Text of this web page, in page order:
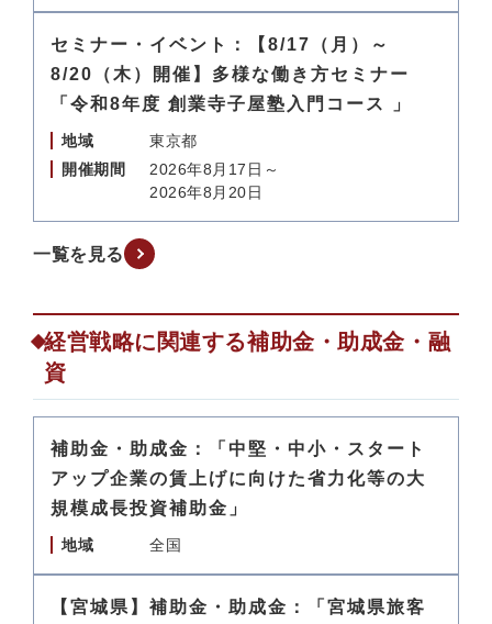
セミナー・イベント：【8/17（月）～
8/20（木）開催】多様な働き方セミナー
「令和8年度 創業寺子屋塾入門コース 」
地域
東京都
開催期間
2026年8月17日～
2026年8月20日
一覧を見る
経営戦略に関連する補助金・助成金・融
資
補助金・助成金：「中堅・中小・スタート
アップ企業の賃上げに向けた省力化等の大
規模成長投資補助金」
地域 全国
【宮城県】補助金・助成金：「宮城県旅客